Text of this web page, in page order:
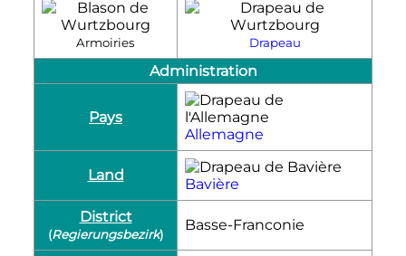
Armoiries Drapeau
Administration
Pays
Allemagne
Land
Bavière
District
(Regierungsbezirk)
Basse-Franconie